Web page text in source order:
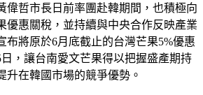
偉哲市長日前率團赴韓期間，也積極向
優惠關稅，並持續與中央合作反映產業
布將原於6月底截止的台灣芒果5%優惠
，讓台南愛文芒果得以把握盛產期持
升在韓國市場的競爭優勢。